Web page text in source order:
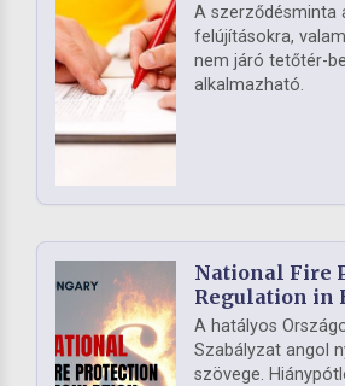
A szerződésminta
felújításokra,
nem járó tetőtér-
alkalmazható.
National Fire
Regulation in
A hatályos
Szabályzat angol
szövege.